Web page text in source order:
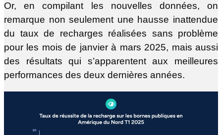
Or, en compilant les nouvelles données, on
remarque non seulement une hausse inattendue
du taux de recharges réalisées sans problème
pour les mois de janvier à mars 2025, mais aussi
des résultats qui s’apparentent aux meilleures
performances des deux dernières années.